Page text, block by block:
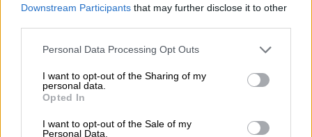
Downstream Participants that may further disclose it to other
Please note that this website/app uses one or more Google
not limited to your visit or usage behaviour. You may click to
grant or deny consent to Google and its third-party tags to
use your data for below specified purposes in below Google
consent section.
Personal Data Processing Opt Outs
I want to opt-out of the Sharing of my
personal data.
Opted In
I want to opt-out of the Sale of my
Personal Data.
Σινεμά|24.10.2022 17:23
63ο Φεστιβάλ Κινηματογράφου
ελληνικές ταινίες του προγράμματος
Το 63ο Φεστιβάλ Κινηματογράφου
Θεσσαλονίκης θα προβάλει συνολικά 28